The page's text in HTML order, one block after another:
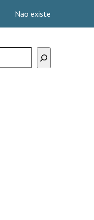
Nao existe